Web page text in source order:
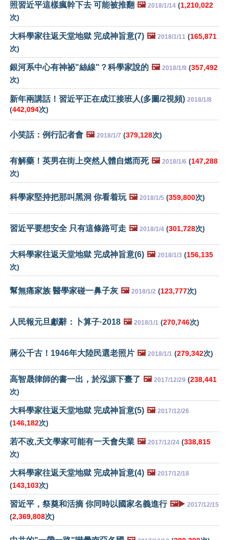
照習近平這樣瘋幹下去 可能被推翻 🖼️ 2018/1/14 (1,210,022
次)
大科學家往返天堂地獄 完成神旨意(7) 🖼️ 2018/1/11 (165,871
次)
銀河系中心有神祕"絲線"？科學家說的 🖼️ 2018/1/9 (357,492
次)
新年兩講話！習近平正在成江接班人(多圖/2視頻) 2018/1/8
(442,094次)
小笑話：例行記者會 🖼️ 2018/1/7 (379,128次)
有解藥！英男在街上突然人體自燃而死 🖼️ 2018/1/6 (147,288
次)
科學家堅持把那叫黑洞 你看着玩 🖼️ 2018/1/5 (359,800次)
習近平要想安全 只有這條路可走 🖼️ 2018/1/4 (301,728次)
大科學家往返天堂地獄 完成神旨意(6) 🖼️ 2018/1/3 (156,135
次)
幫無痛家族 醫學家碰一鼻子灰 🖼️ 2018/1/2 (123,777次)
人民報元旦獻辭：卜算子·2018 🖼️ 2018/1/1 (270,746次)
蔣公千古！1946年大陸民選老照片 🖼️ 2018/1/1 (279,342次)
高智晟律師的書一出，於泓源下臺了 🖼️ 2017/12/29 (238,441
次)
大科學家往返天堂地獄 完成神旨意(5) 🖼️ 2017/12/26
(146,182次)
若不改,天文學家可能有一天會失業 🖼️ 2017/12/24 (338,815
次)
大科學家往返天堂地獄 完成神旨意(4) 🖼️ 2017/12/18
(143,103次)
習近平，祭奠和活摘 你同時以國家名義進行 🖼️▶️ 2017/12/15
(2,369,808次)